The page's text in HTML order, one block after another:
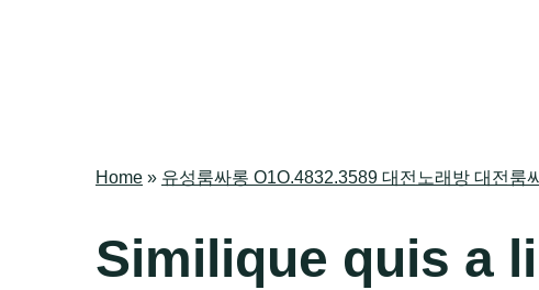
Home » 유성룸싸롱 O1O.4832.3589 대전노래방 대전룸
Similique quis a